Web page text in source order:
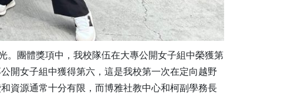
。團體獎項中，我校隊伍在大專公開女子組中榮獲第
開女子組中獲得第六，這是我校第一次在定向越野
資源通常十分有限，而博雅社教中心和柯副學務長